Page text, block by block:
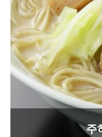
주